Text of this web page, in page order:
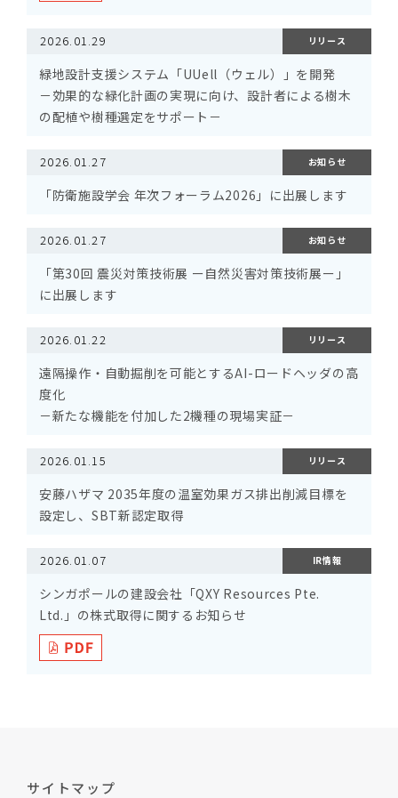
2026.01.29 リリース
緑地設計支援システム「UUell（ウェル）」を開発
－効果的な緑化計画の実現に向け、設計者による樹木
の配植や樹種選定をサポート－
2026.01.27 お知らせ
「防衛施設学会 年次フォーラム2026」に出展します
2026.01.27 お知らせ
「第30回 震災対策技術展 ー自然災害対策技術展ー」
に出展します
2026.01.22 リリース
遠隔操作・自動掘削を可能とするAI-ロードヘッダの高
度化
－新たな機能を付加した2機種の現場実証－
2026.01.15 リリース
安藤ハザマ 2035年度の温室効果ガス排出削減目標を
設定し、SBT新認定取得
2026.01.07 IR情報
シンガポールの建設会社「QXY Resources Pte.
Ltd.」の株式取得に関するお知らせ
サイトマップ